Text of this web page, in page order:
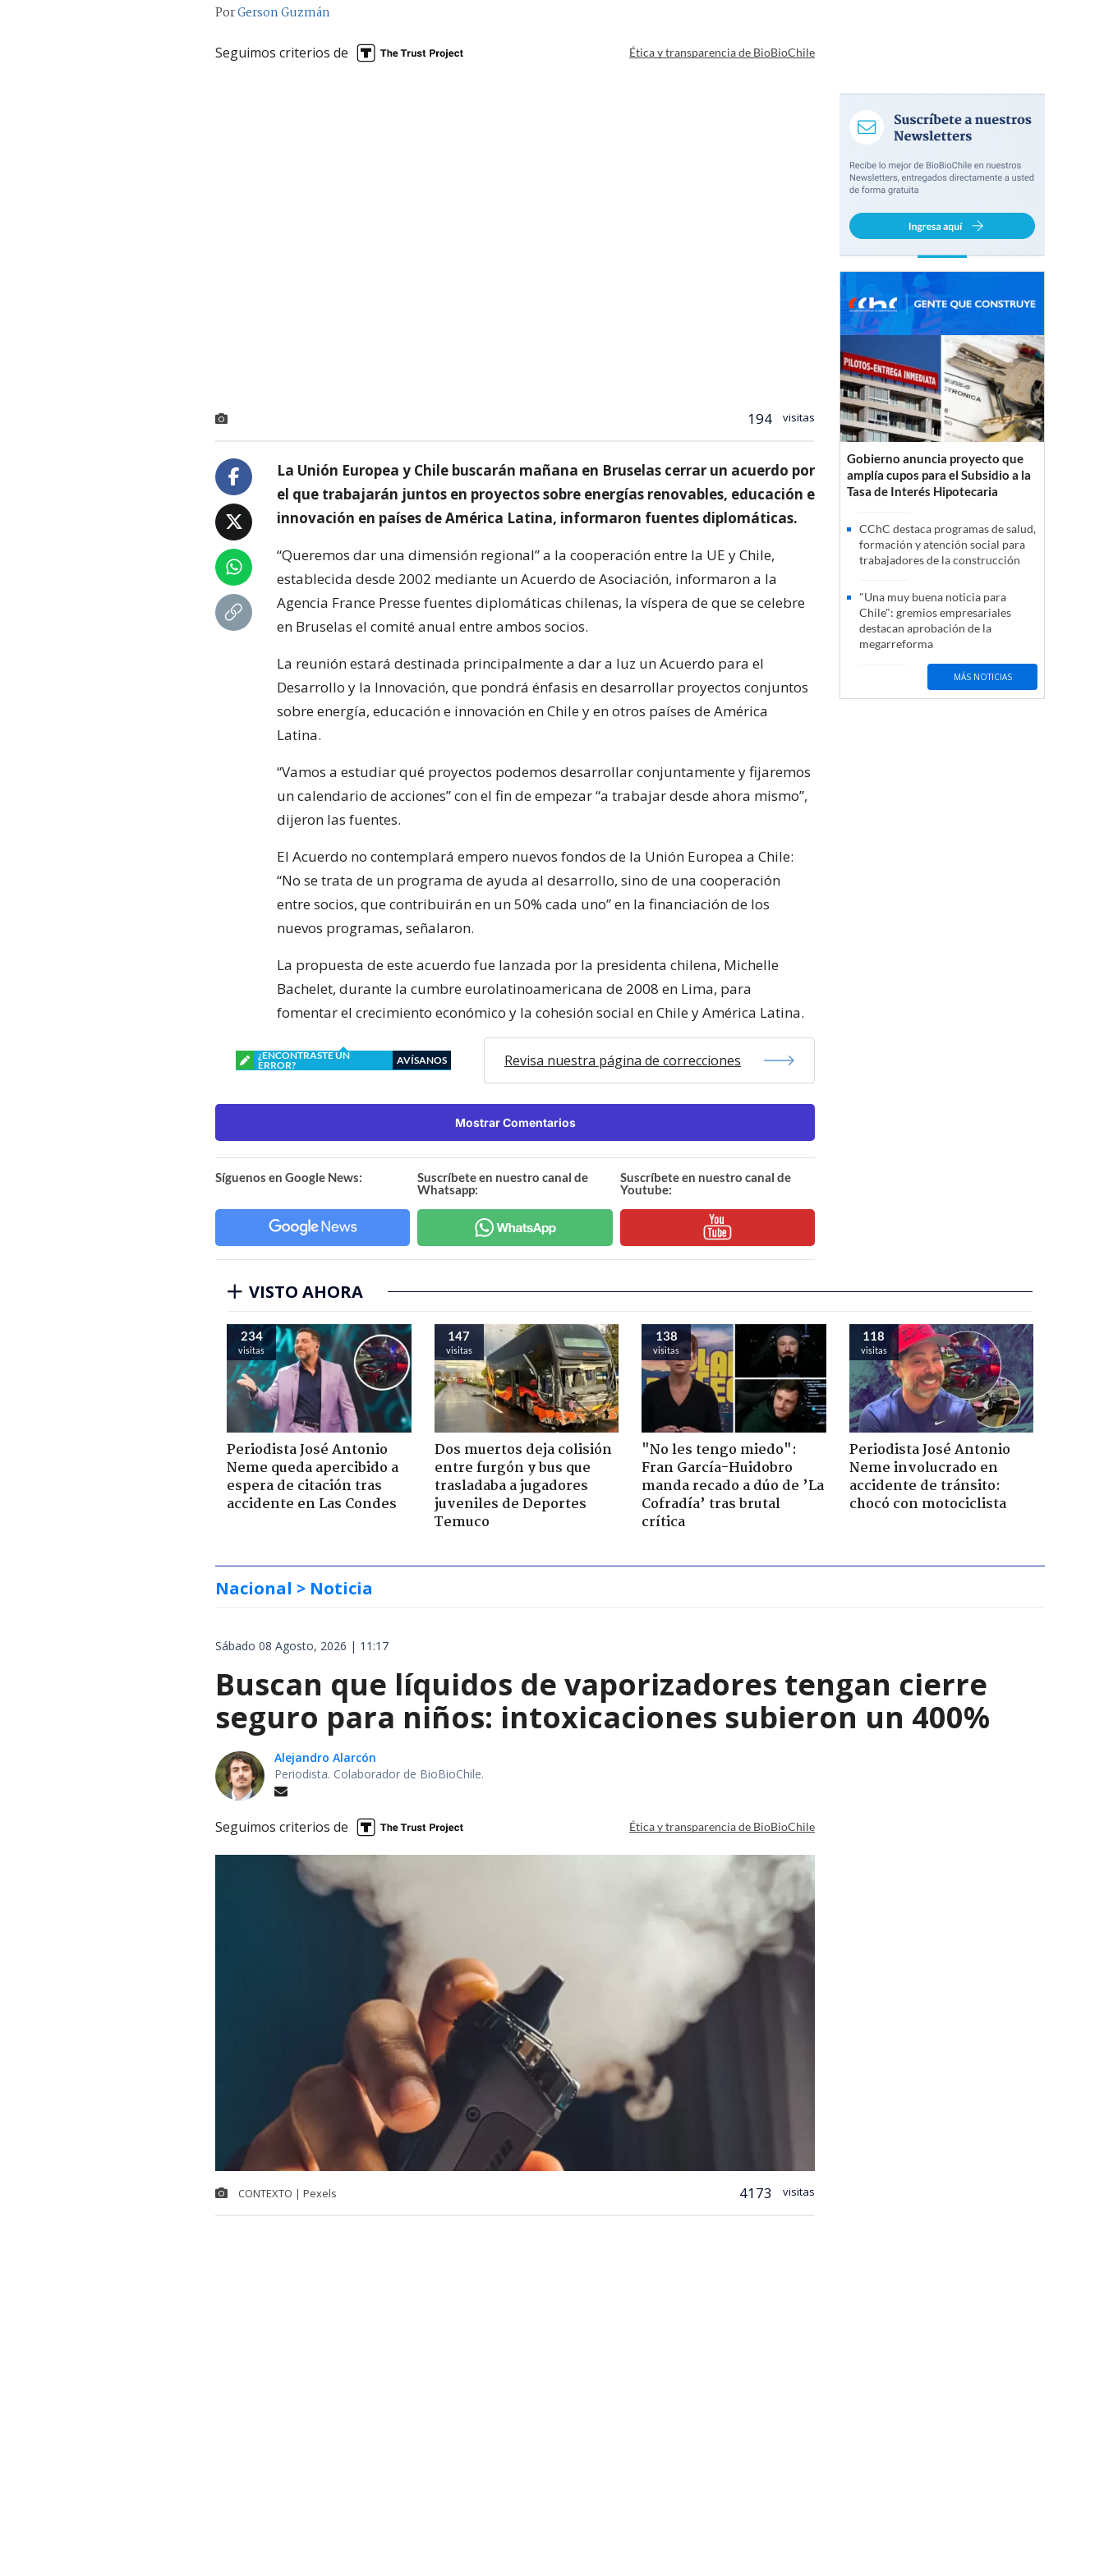
PorGerson Guzmán
Seguimos criterios de Ética y transparencia de BioBioChile
194 visitas
La Unión Europea y Chile buscarán mañana en Bruselas cerrar un acuerdo por
el que trabajarán juntos en proyectos sobre energías renovables, educación e
innovación en países de América Latina, informaron fuentes diplomáticas.
“Queremos dar una dimensión regional” a la cooperación entre la UE y Chile,
establecida desde 2002 mediante un Acuerdo de Asociación, informaron a la
Agencia France Presse fuentes diplomáticas chilenas, la víspera de que se celebre
en Bruselas el comité anual entre ambos socios.
La reunión estará destinada principalmente a dar a luz un Acuerdo para el
Desarrollo y la Innovación, que pondrá énfasis en desarrollar proyectos conjuntos
sobre energía, educación e innovación en Chile y en otros países de América
Latina.
“Vamos a estudiar qué proyectos podemos desarrollar conjuntamente y fijaremos
un calendario de acciones” con el fin de empezar “a trabajar desde ahora mismo”,
dijeron las fuentes.
El Acuerdo no contemplará empero nuevos fondos de la Unión Europea a Chile:
“No se trata de un programa de ayuda al desarrollo, sino de una cooperación
entre socios, que contribuirán en un 50% cada uno” en la financiación de los
nuevos programas, señalaron.
La propuesta de este acuerdo fue lanzada por la presidenta chilena, Michelle
Bachelet, durante la cumbre eurolatinoamericana de 2008 en Lima, para
fomentar el crecimiento económico y la cohesión social en Chile y América Latina.
¿ENCONTRASTE UN
ERROR?
AVÍSANOS Revisa nuestra página de correcciones
Mostrar Comentarios
Síguenos en Google News:
Suscríbete en nuestro canal de
Whatsapp:
Suscríbete en nuestro canal de
Youtube:
Gobierno anuncia proyecto que
amplía cupos para el Subsidio a la
Tasa de Interés Hipotecaria
CChC destaca programas de salud,
formación y atención social para
trabajadores de la construcción
"Una muy buena noticia para
Chile": gremios empresariales
destacan aprobación de la
megarreforma
MÁS NOTICIAS
VISTO AHORA
234
visitas
Periodista José Antonio
Neme queda apercibido a
espera de citación tras
accidente en Las Condes
147
visitas
Dos muertos deja colisión
entre furgón y bus que
trasladaba a jugadores
juveniles de Deportes
Temuco
138
visitas
"No les tengo miedo":
Fran García-Huidobro
manda recado a dúo de ’La
Cofradía’ tras brutal
crítica
118
visitas
Periodista José Antonio
Neme involucrado en
accidente de tránsito:
chocó con motociclista
Nacional > Noticia
Sábado 08 Agosto, 2026 | 11:17
Buscan que líquidos de vaporizadores tengan cierre
seguro para niños: intoxicaciones subieron un 400%
Alejandro Alarcón
Periodista. Colaborador de BioBioChile.
Seguimos criterios de Ética y transparencia de BioBioChile
CONTEXTO | Pexels 4173 visitas